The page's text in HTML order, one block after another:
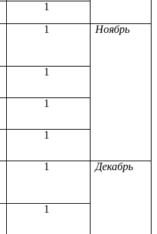
1
1 Ноябрь
1
1
1
1 Декабрь
1